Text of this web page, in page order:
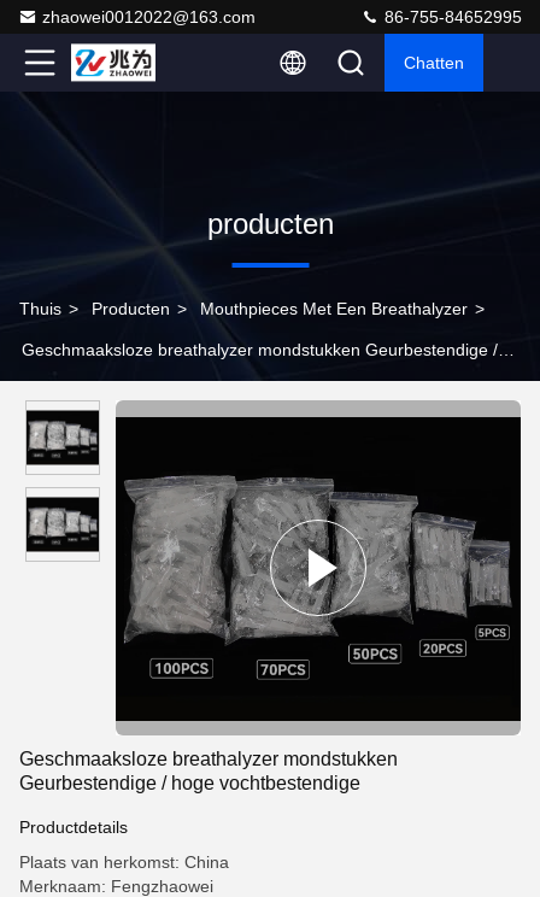
zhaowei0012022@163.com 86-755-84652995
Chatten
producten
Thuis > Producten > Mouthpieces Met Een Breathalyzer >
Geschmaaksloze breathalyzer mondstukken Geurbestendige /
Geschmaaksloze breathalyzer mondstukken
Geurbestendige / hoge vochtbestendige
Productdetails
Plaats van herkomst: China
Merknaam: Fengzhaowei